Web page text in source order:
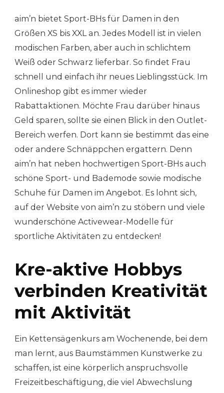
aim’n bietet Sport-BHs für Damen in den
Größen XS bis XXL an. Jedes Modell ist in vielen
modischen Farben, aber auch in schlichtem
Weiß oder Schwarz lieferbar. So findet Frau
schnell und einfach ihr neues Lieblingsstück. Im
Onlineshop gibt es immer wieder
Rabattaktionen. Möchte Frau darüber hinaus
Geld sparen, sollte sie einen Blick in den Outlet-
Bereich werfen. Dort kann sie bestimmt das eine
oder andere Schnäppchen ergattern. Denn
aim’n hat neben hochwertigen Sport-BHs auch
schöne Sport- und Bademode sowie modische
Schuhe für Damen im Angebot. Es lohnt sich,
auf der Website von aim’n zu stöbern und viele
wunderschöne Activewear-Modelle für
sportliche Aktivitäten zu entdecken!
Kre-aktive Hobbys
verbinden Kreativität
mit Aktivität
Ein Kettensägenkurs am Wochenende, bei dem
man lernt, aus Baumstämmen Kunstwerke zu
schaffen, ist eine körperlich anspruchsvolle
Freizeitbeschäftigung, die viel Abwechslung